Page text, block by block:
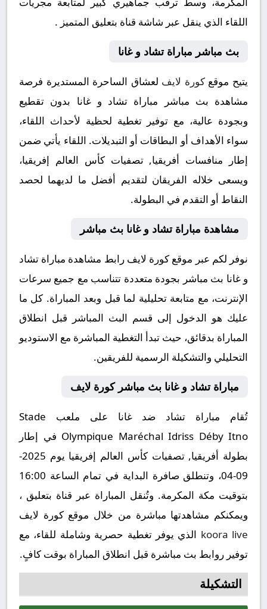
اللقاء الذي ينقل عبر شاشة قناة بتعليق المتميز .
بث مباشر مباراة تشاد و غانا
يتيح موقعكورة لايف لعشاق الساحرة المستديرة فرصة
مشاهدة بث مباشر مباراة تشاد و غانا بدون تقطيع
وبجودة عالية، مع توفير تغطية لحظية لأحداث اللقاء،
سواء الأهداف أو البطاقات أو التبديلات. اللقاء يأتي ضمن
إطار منافسات أفريقيا, تصفيات كأس العالم إفريقيا،
ويسعى خلاله الفريقان لتقديم أفضل ما لديهما لحصد
النقاط أو التقدم في البطولة.
مشاهدة مباراة تشاد و غانا بث مباشر
نوفر لكم عبر موقع كورة لايف رابط مشاهدة مباراة تشاد
و غانا بث مباشر بجودة متعددة تتناسب مع جميع سرعات
الإنترنت، مع متابعة تحليلية لما قبل وبعد المباراة. كل ما
عليك هو الدخول إلى قسم البث المباشر قبل انطلاق
المباراة بدقائق، حيث تبدأ التغطية المباشرة مع الاستوديو
التحليلي والتشكيلة الرسمية للفريقين.
مباراة تشاد و غانا بث مباشر كورة لايف
تُقام مباراة تشاد ضد غانا على ملعب Stade
Olympique Maréchal Idriss Déby Itno في إطار
بطولة أفريقيا, تصفيات كأس العالم إفريقيا يوم 2025-
09-04، وتنطلق صافرة البداية في تمام الساعة 16:00
بتوقيت مكة المكرمة. وتُنقل المباراة عبر قناة بتعليق ،
ويمكنكم مشاهدتها مباشرة من خلال موقع كورة لايف
koora live الذي يوفر تغطية حصرية وشاملة للقاء، مع
توفير روابط بث مباشرة قبل انطلاق المباراة بوقت كافٍ.
التشكيلة